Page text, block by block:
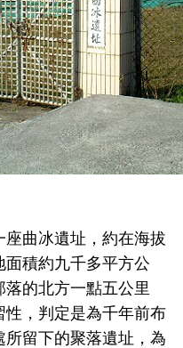
曲冰遺址，約在海拔
積約九千多平方公
的北方一點五公里
，判定是為千年前布
留下的聚落遺址，為